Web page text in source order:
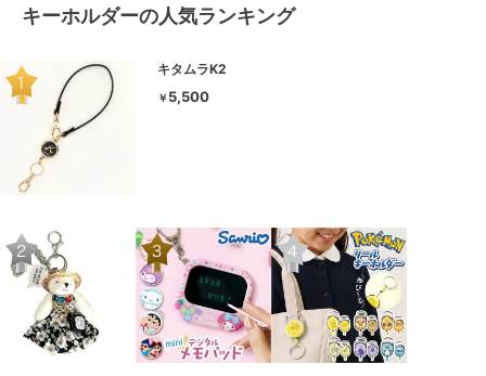
キーホルダーの人気ランキング
キタムラK2
￥ 5,500